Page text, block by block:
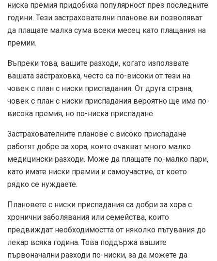
ниска премия придобиха популярност през последните
години. Тези застрахователни планове ви позволяват
да плащате малка сума всеки месец като плащания на
премии.
Въпреки това, вашите разходи, когато използвате
вашата застраховка, често са по-високи от тези на
човек с план с ниски приспадания. От друга страна,
човек с план с ниски приспадания вероятно ще има по-
висока премия, но по-ниска приспадане.
Застрахователните планове с високо приспадане
работят добре за хора, които очакват много малко
медицински разходи. Може да плащате по-малко пари,
като имате ниски премии и самоучастие, от което
рядко се нуждаете.
Плановете с ниски приспадания са добри за хора с
хронични заболявания или семейства, които
предвиждат необходимостта от няколко пътувания до
лекар всяка година. Това поддържа вашите
първоначални разходи по-ниски, за да можете да